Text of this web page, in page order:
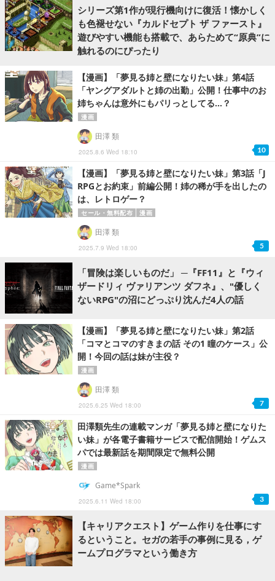
シリーズ第1作が現行機向けに復活！懐かしく
も色褪せない『カルドセプト ザ ファースト』
遊びやすい機能も搭載で、あらためて“原典”に
触れるのにぴったり
【漫画】「夢見る姉と壁になりたい妹」第4話
「ヤングアダルトと姉の出勤」公開！仕事中のお
姉ちゃんは意外にもパリっとしてる...？
漫画
2025.8.6 Wed 18:10
田澤 類
10
【漫画】「夢見る姉と壁になりたい妹」第3話「J
RPGとお約束」前編公開！姉の稀が手を出したの
は、レトロゲー？
セール・無料配布 漫画
2025.7.9 Wed 18:00
田澤 類
5
「冒険は楽しいものだ」 ─『FF11』と『ウィ
ザードリィ ヴァリアンツ ダフネ』、"優しく
ないRPG"の沼にどっぷり沈んだ4人の話
【漫画】「夢見る姉と壁になりたい妹」第2話
「コマとコマのすきまの話 その1 瞳のケース」公
開！今回の話は妹が主役？
漫画
2025.6.25 Wed 18:00
田澤 類
7
田澤類先生の連載マンガ「夢見る姉と壁になりた
い妹」が各電子書籍サービスで配信開始！ゲムス
パでは最新話を期間限定で無料公開
漫画
2025.6.11 Wed 18:00
Game*Spark
3
【キャリアクエスト】ゲーム作りを仕事にす
るということ。セガの若手の事例に見る，ゲ
ームプログラマという働き方